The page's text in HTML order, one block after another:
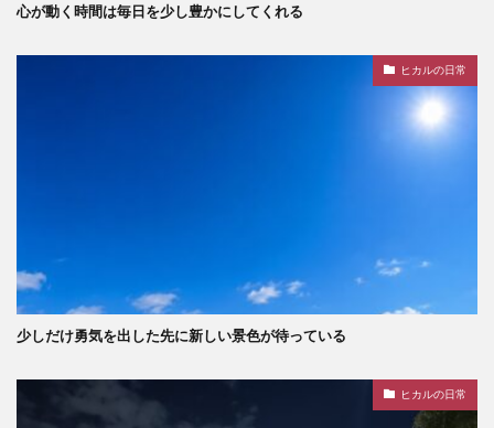
心が動く時間は毎日を少し豊かにしてくれる
ヒカルの日常
少しだけ勇気を出した先に新しい景色が待っている
ヒカルの日常